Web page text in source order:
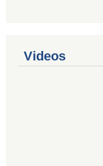
Videos